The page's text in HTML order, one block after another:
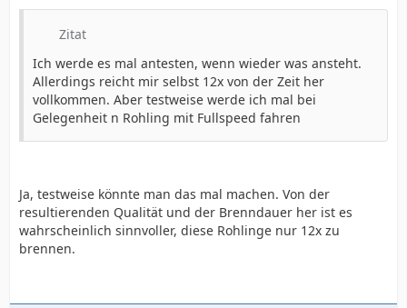
Zitat
Ich werde es mal antesten, wenn wieder was ansteht.
Allerdings reicht mir selbst 12x von der Zeit her
vollkommen. Aber testweise werde ich mal bei
Gelegenheit n Rohling mit Fullspeed fahren
Ja, testweise könnte man das mal machen. Von der
resultierenden Qualität und der Brenndauer her ist es
wahrscheinlich sinnvoller, diese Rohlinge nur 12x zu
brennen.